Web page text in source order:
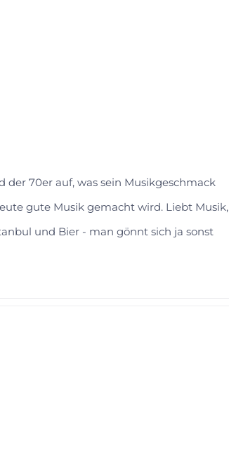
der 70er auf, was sein Musikgeschmack
gute Musik gemacht wird. Liebt Musik,
und Bier - man gönnt sich ja sonst